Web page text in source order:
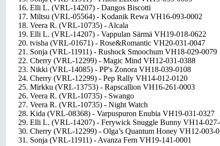
16. Elli L. (VRL-14207) - Dangos Biscotti
17. Miltsu (VRL-05564) - Kodanik Rewa VH16-093-0002
18. Veera R. (VRL-10735) - Alcala
19. Elli L. (VRL-14207) - Vappulan Särmä VH19-018-0622
20. tvisha (VRL-01671) - Rose&Romantic VH20-031-0047
21. Sonja (VRL-11911) - Rushock Smoochum VH18-029-0079
22. Cherry (VRL-12299) - Magic Mind VH12-031-0388
23. Nikki (VRL-14085) - PP's Zonora VH18-039-0108
24. Cherry (VRL-12299) - Pep Rally VH14-012-0120
25. Mirkku (VRL-13753) - Rapscallion VH16-261-0003
26. Veera R. (VRL-10735) - Swango
27. Veera R. (VRL-10735) - Night Watch
28. Kida (VRL-08368) - Varpuspuron Enubia VH19-031-0327
29. Elli L. (VRL-14207) - Ferywick Snuggle Bunny VH14-
30. Cherry (VRL-12299) - Olga’s Quantum Honey VH12-003-
31. Sonja (VRL-11911) - Avanza Fern VH19-141-0001